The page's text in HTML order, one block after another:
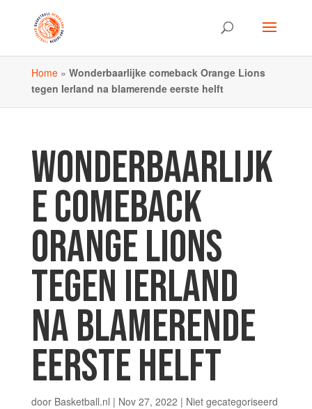
Home» Wonderbaarlijke comeback Orange Lions
tegen Ierland na blamerende eerste helft
WONDERBAARLIJK
E COMEBACK
ORANGE LIONS
TEGEN IERLAND
NA BLAMERENDE
EERSTE HELFT
door Basketball.nl | Nov 27, 2022 | Niet gecategoriseerd